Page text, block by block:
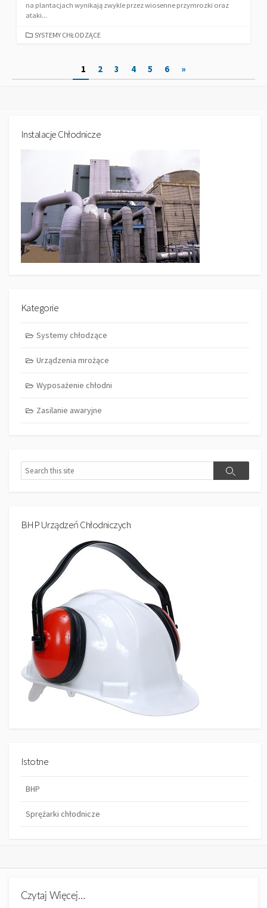
na plantacjach wynikają zwykle przez wiosenne przymrozki oraz
ataki...
CATEGORIES
SYSTEMY CHŁODZĄCE
po
1 2 3 4 5 6 »
Instalacje Chłodnicze
Kategorie
Systemy chłodzące
Urządzenia mrożące
Wyposażenie chłodni
Zasilanie awaryjne
Search
Search
BHP Urządzeń Chłodniczych
Istotne
BHP
Sprężarki chłodnicze
Czytaj Więcej…